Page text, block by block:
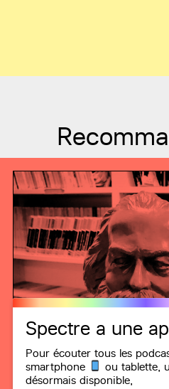
Spectre a une
Pour écouter tous les
smartphone
ou tablette,
désormais disponible,